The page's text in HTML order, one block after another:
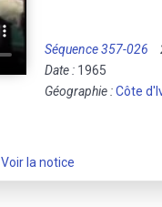
Séquence 357-026
Date : 1965
Géographie :Côte
Voir la notice